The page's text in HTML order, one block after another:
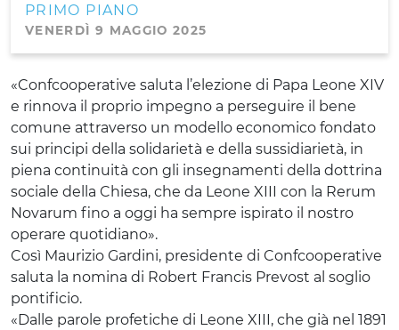
PRIMO PIANO
VENERDÌ 9 MAGGIO 2025
«Confcooperative saluta l’elezione di Papa Leone XIV
e rinnova il proprio impegno a perseguire il bene
comune attraverso un modello economico fondato
sui principi della solidarietà e della sussidiarietà, in
piena continuità con gli insegnamenti della dottrina
sociale della Chiesa, che da Leone XIII con la Rerum
Novarum fino a oggi ha sempre ispirato il nostro
operare quotidiano».
Così Maurizio Gardini, presidente di Confcooperative
saluta la nomina di Robert Francis Prevost al soglio
pontificio.
«Dalle parole profetiche di Leone XIII, che già nel 1891